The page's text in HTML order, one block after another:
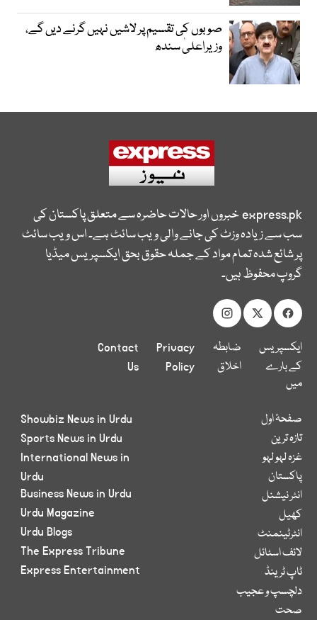
صوبوں کی تقسیم پر لاشیں نہیں گرنے دیں گے،
وزیراعلیٰ سندھ
express.pkخبروں اور حالات حاضرہ سے متعلق پاکستان کی
سب سے زیادہ وزٹ کی جانے والی ویب سائٹ ہے۔ اس ویب سائٹ
پر شائع شدہ تمام مواد کے جملہ حقوق بحق ایکسپریس میڈیا
گروپ محفوظ ہیں۔
ایکسپریس
کے بارے
میں
ضابطہ
اخلاق
Privacy
Policy
Contact
Us
صفحۂ اول
تازہ ترین
غزہ لہو لہو
پاکستان
انٹر نیشنل
کھیل
انٹرٹینمنٹ
لائف اسٹائل
ٹاپ ٹرینڈ
دلچسپ و عجیب
صحت
Showbiz News in Urdu
Sports News in Urdu
International News in
Urdu
Business News in Urdu
Urdu Magazine
Urdu Blogs
The Express Tribune
Express Entertainment